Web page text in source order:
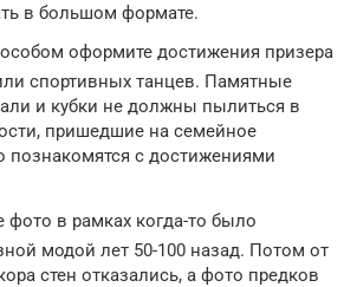
в большом формате.
оформите достижения призера
спортивных танцев. Памятные
и кубки не должны пылиться в
пришедшие на семейное
познакомятся с достижениями
в рамках когда-то было
модой лет 50-100 назад. Потом от
стен отказались, а фото предков